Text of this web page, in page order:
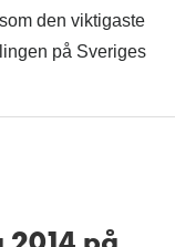
den viktigaste
på Sveriges